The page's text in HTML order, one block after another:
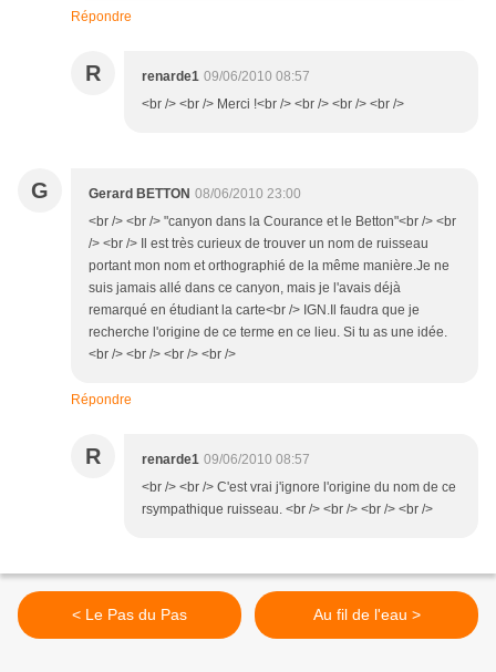
Répondre
R renarde1 09/06/2010 08:57
<br /> <br /> Merci !<br /> <br /> <br /> <br />
G Gerard BETTON 08/06/2010 23:00
<br /> <br /> "canyon dans la Courance et le Betton"<br /> <br
/> <br /> Il est très curieux de trouver un nom de ruisseau
portant mon nom et orthographié de la même manière.Je ne
suis jamais allé dans ce canyon, mais je l'avais déjà
remarqué en étudiant la carte<br /> IGN.Il faudra que je
recherche l'origine de ce terme en ce lieu. Si tu as une idée.
<br /> <br /> <br /> <br />
Répondre
R renarde1 09/06/2010 08:57
<br /> <br /> C'est vrai j'ignore l'origine du nom de ce
rsympathique ruisseau. <br /> <br /> <br /> <br />
< Le Pas du Pas Au fil de l'eau >